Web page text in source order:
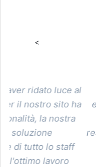
Avevo
economico!
avevo dato
realizzarla. Grazie
con te. Un
<